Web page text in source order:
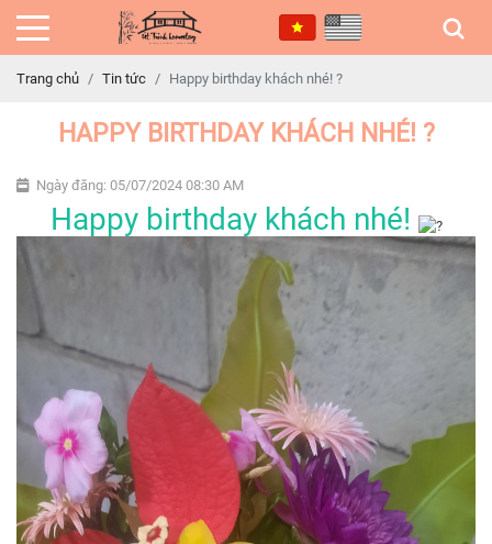
Trang chủ Tin tức Happy birthday khách nhé! ?
HAPPY BIRTHDAY KHÁCH NHÉ! ?
Ngày đăng: 05/07/2024 08:30 AM
Happy birthday khách nhé!